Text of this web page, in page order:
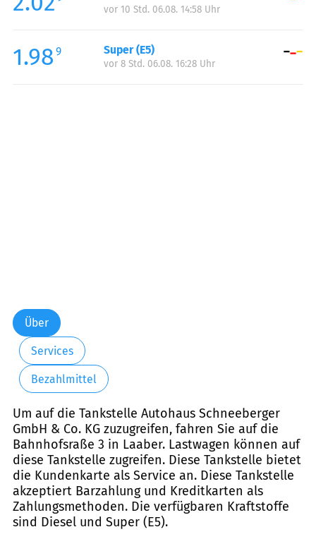
Donnerstag:
Samstag:
00:00-23:59
Sonntag:
vor 10 Std. 06.08. 14:58 Uhr
1.98 9 Super (E5)
vor 8 Std. 06.08. 16:28 Uhr
Über
Services
Bezahlmittel
Um auf die Tankstelle Autohaus Schneeberger
GmbH & Co. KG zuzugreifen, fahren Sie auf die
Bahnhofsraße 3 in Laaber. Lastwagen können auf
diese Tankstelle zugreifen. Diese Tankstelle bietet
die Kundenkarte als Service an. Diese Tankstelle
akzeptiert Barzahlung und Kreditkarten als
Zahlungsmethoden. Die verfügbaren Kraftstoffe
sind Diesel und Super (E5).